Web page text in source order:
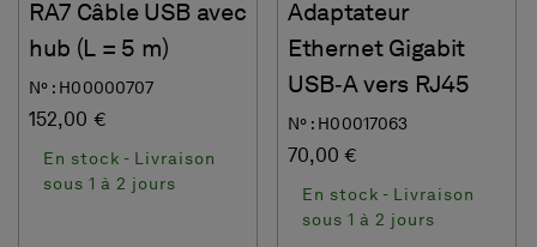
RA7 Câble USB avec
hub (L = 5 m)
N° : H00000707
152,00 €
En stock - Livraison
sous 1 à 2 jours
Adaptateur
Ethernet Gigabit
USB‑A vers RJ45
N° : H00017063
70,00 €
En stock - Livraison
sous 1 à 2 jours